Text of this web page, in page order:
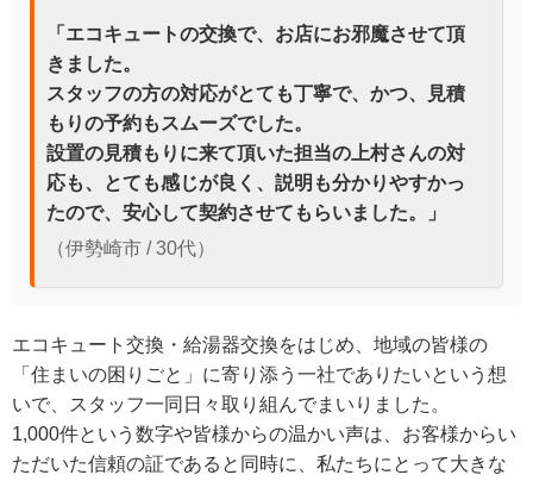
「エコキュートの交換で、お店にお邪魔させて頂
きました。
スタッフの方の対応がとても丁寧で、かつ、見積
もりの予約もスムーズでした。
設置の見積もりに来て頂いた担当の上村さんの対
応も、とても感じが良く、説明も分かりやすかっ
たので、安心して契約させてもらいました。」
（伊勢崎市 / 30代）
エコキュート交換・給湯器交換をはじめ、地域の皆様の
「住まいの困りごと」に寄り添う一社でありたいという想
いで、スタッフ一同日々取り組んでまいりました。
1,000件という数字や皆様からの温かい声は、お客様からい
ただいた信頼の証であると同時に、私たちにとって大きな